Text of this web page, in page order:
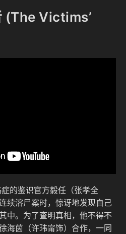
(The Victims’
的鉴识官方毅任（张孝全
续溶尸案时，惊讶地发现自己
中。为了查明真相，他不得不
海茵（许玮甯饰）合作，一同